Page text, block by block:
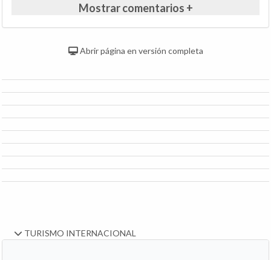
Mostrar comentarios +
Abrir página en versión completa
TURISMO INTERNACIONAL